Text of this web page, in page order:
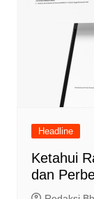
Headline
Ketahui
dan